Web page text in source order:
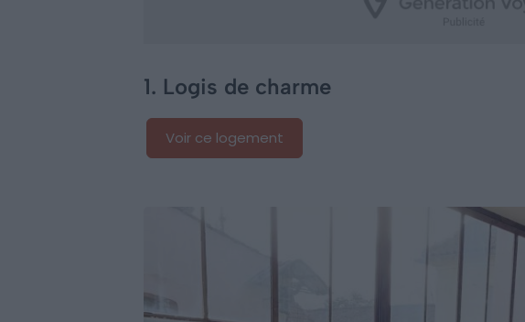
1. Logis de charme
Voir ce logement